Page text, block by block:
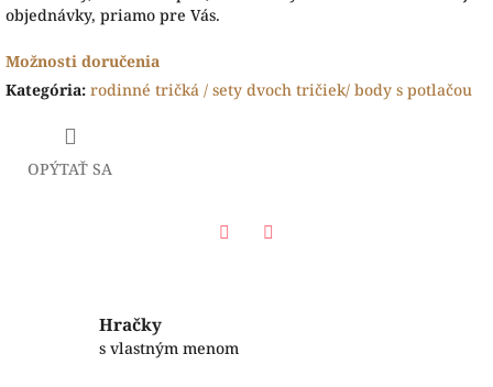
objednávky, priamo pre Vás.
Možnosti doručenia
Kategória: rodinné tričká / sety dvoch tričiek/ body s potlačou
OPÝTAŤ SA
Hračky
s vlastným menom